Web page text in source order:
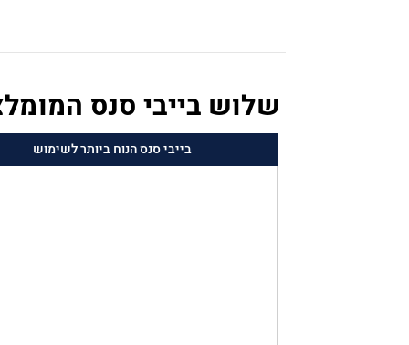
שלוש בייבי סנס
בייבי סנס הנוח ביותר לשימוש